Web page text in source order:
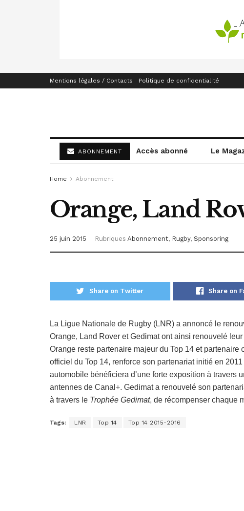
Mentions légales / Contacts Politique de confidentialité
ABONNEMENT Accès abonné Le
Home Abonnement
Orange, Land
25 juin 2015 Rubriques Abonnement, Rugby, Sponsoring
Share on Twitter Share on
La Ligue Nationale de Rugby (LNR) a annoncé le
Orange, Land Rover et Gedimat ont ainsi renouvelé
Orange reste partenaire majeur du Top 14 et
officiel du Top 14, renforce son partenariat initié en
automobile bénéficiera d’une forte exposition à travers
antennes de Canal+. Gedimat a renouvelé son
à travers le Trophée Gedimat, de récompenser chaque
Tags: LNR Top 14 Top 14 2015-2016